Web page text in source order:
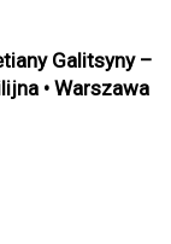
Galitsyny –
• Warszawa